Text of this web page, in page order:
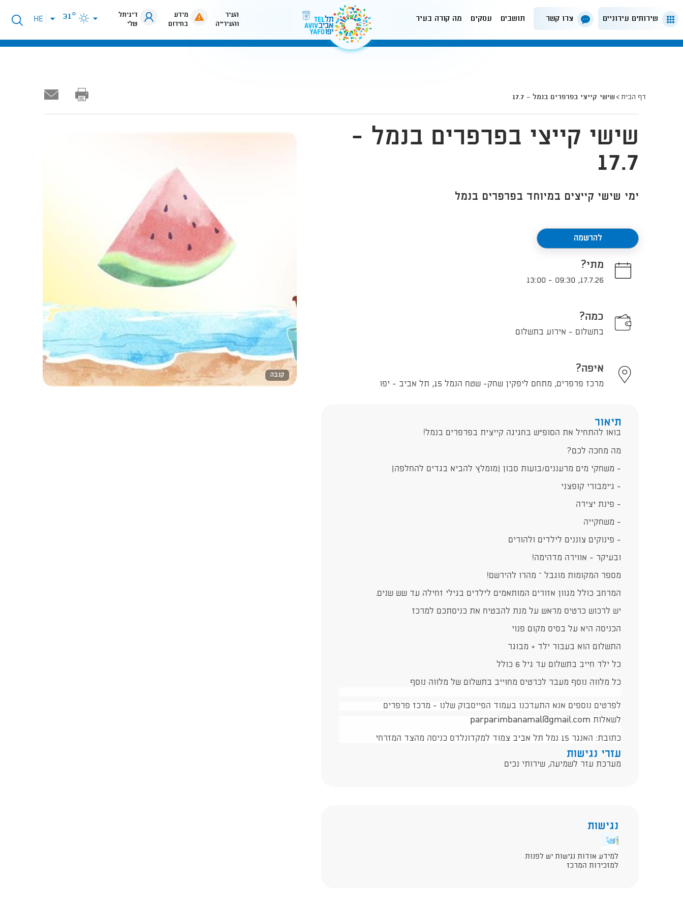
שירותים עירוניים צרו קשר תושבים עסקים מה קורה בעיר
העיר
והעירייה
מידע
בחירום
דיגיתל
שלי
31°
פתיחת
תפריט
HE
דף הבית שישי קייצי בפרפרים בנמל - 17.7
קנבה
שישי קייצי בפרפרים בנמל -
17.7
ימי שישי קייצים במיוחד בפרפרים בנמל
להרשמה
מתי?
17.7.26
,
09:30
-
13:00
כמה?
בתשלום - אירוע בתשלום
איפה?
מרכז פרפרים, מתחם ליפקין שחק- שטח הנמל 15, תל אביב - יפו
תיאור
בואו להתחיל את הסופ"ש בחגיגה קייצית בפרפרים בנמל!
מה מחכה לכם?
- משחקי מים מרעננים/בועות סבון (מומלץ להביא בגדים להחלפה)
- ג'ימבורי קופצני
- פינת יצירה
- משחקייה
- פינוקים צוננים לילדים ולהורים
ובעיקר - אווירה מדהימה!
מספר המקומות מוגבל – מהרו להירשם!
המרחב כולל מגוון אזורים המותאמים לילדים בגילי זחילה עד שש שנים.
יש לרכוש כרטיס מראש על מנת להבטיח את כניסתכם למרכז
הכניסה היא על בסיס מקום פנוי
התשלום הוא בעבור ילד + מבוגר
כל ילד חייב בתשלום עד גיל 6 כולל
כל מלווה נוסף מעבר לכרטיס מחוייב בתשלום של מלווה נוסף
לפרטים נוספים אנא התעדכנו בעמוד הפייסבוק שלנו - מרכז פרפרים
לשאלות parparimbanamal@gmail.com
כתובת: האנגר 15 נמל תל אביב צמוד למקדונלדס כניסה מהצד המזרחי
עזרי נגישות
מערכת עזר לשמיעה, שירותי נכים
נגישות
למידע אודות נגישות יש לפנות
למזכירות המרכז